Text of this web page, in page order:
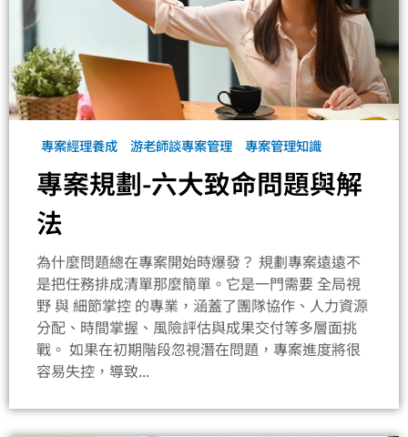
專案經理養成 游老師談專案管理 專案管理知識
專案規劃-六大致命問題與解
法
為什麼問題總在專案開始時爆發？ 規劃專案遠遠不
是把任務排成清單那麼簡單。它是一門需要 全局視
野 與 細節掌控 的專業，涵蓋了團隊協作、人力資源
分配、時間掌握、風險評估與成果交付等多層面挑
戰。 如果在初期階段忽視潛在問題，專案進度將很
容易失控，導致...